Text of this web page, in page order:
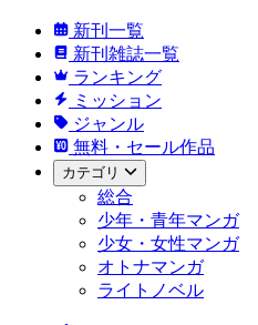
新刊一覧
新刊雑誌一覧
ランキング
ミッション
ジャンル
無料・セール作品
カテゴリ
総合
少年・青年マンガ
少女・女性マンガ
オトナマンガ
ライトノベル